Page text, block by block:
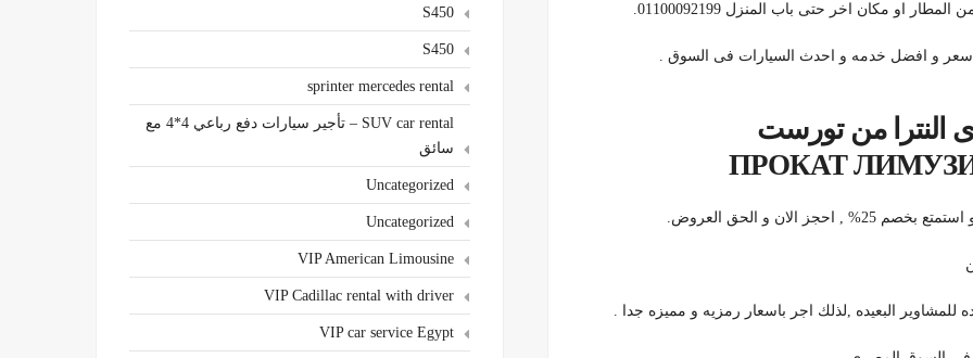
او مكان اخر حتى باب المنزل 01100092199.
سعر و افضل خدمه و احدث السيارات فى السوق .
النترا من تورست
للمشاوير البعيده ,لذلك اجر باسعار رمزيه و مميزه جدا .
S450
S450
sprinter mercedes rental
SUV car rental – تأجير سيارات دفع رباعي 4*4 مع
سائق
Uncategorized
Uncategorized
VIP American Limousine
VIP Cadillac rental with driver
VIP car service Egypt